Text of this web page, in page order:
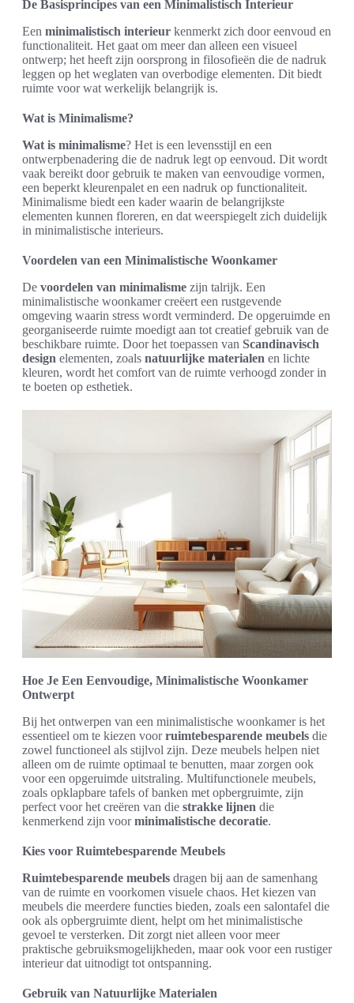
De Basisprincipes van een Minimalistisch Interieur
Een minimalistisch interieur kenmerkt zich door eenvoud en
functionaliteit. Het gaat om meer dan alleen een visueel
ontwerp; het heeft zijn oorsprong in filosofieën die de nadruk
leggen op het weglaten van overbodige elementen. Dit biedt
ruimte voor wat werkelijk belangrijk is.
Wat is Minimalisme?
Wat is minimalisme? Het is een levensstijl en een
ontwerpbenadering die de nadruk legt op eenvoud. Dit wordt
vaak bereikt door gebruik te maken van eenvoudige vormen,
een beperkt kleurenpalet en een nadruk op functionaliteit.
Minimalisme biedt een kader waarin de belangrijkste
elementen kunnen floreren, en dat weerspiegelt zich duidelijk
in minimalistische interieurs.
Voordelen van een Minimalistische Woonkamer
De voordelen van minimalisme zijn talrijk. Een
minimalistische woonkamer creëert een rustgevende
omgeving waarin stress wordt verminderd. De opgeruimde en
georganiseerde ruimte moedigt aan tot creatief gebruik van de
beschikbare ruimte. Door het toepassen van Scandinavisch
design elementen, zoals natuurlijke materialen en lichte
kleuren, wordt het comfort van de ruimte verhoogd zonder in
te boeten op esthetiek.
Hoe Je Een Eenvoudige, Minimalistische Woonkamer
Ontwerpt
Bij het ontwerpen van een minimalistische woonkamer is het
essentieel om te kiezen voorruimtebesparende meubels die
zowel functioneel als stijlvol zijn. Deze meubels helpen niet
alleen om de ruimte optimaal te benutten, maar zorgen ook
voor een opgeruimde uitstraling. Multifunctionele meubels,
zoals opklapbare tafels of banken met opbergruimte, zijn
perfect voor het creëren van die strakke lijnen die
kenmerkend zijn voorminimalistische decoratie.
Kies voor Ruimtebesparende Meubels
Ruimtebesparende meubels dragen bij aan de samenhang
van de ruimte en voorkomen visuele chaos. Het kiezen van
meubels die meerdere functies bieden, zoals een salontafel die
ook als opbergruimte dient, helpt om het minimalistische
gevoel te versterken. Dit zorgt niet alleen voor meer
praktische gebruiksmogelijkheden, maar ook voor een rustiger
interieur dat uitnodigt tot ontspanning.
Gebruik van Natuurlijke Materialen